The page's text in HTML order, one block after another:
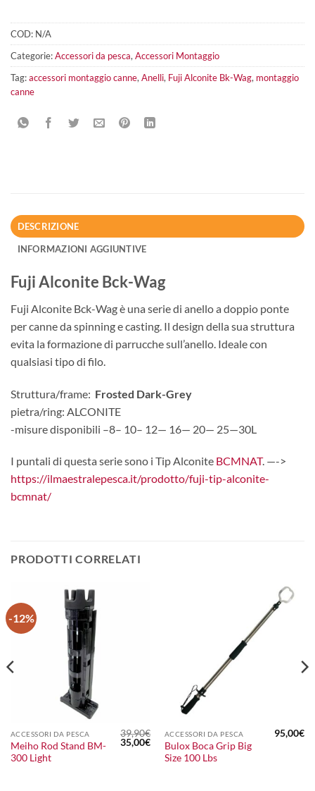
COD: N/A
Categorie:Accessori da pesca, Accessori Montaggio
Tag:accessori montaggio canne, Anelli, Fuji Alconite Bk-Wag, montaggio
canne
DESCRIZIONE
INFORMAZIONI AGGIUNTIVE
Fuji Alconite Bck-Wag
Fuji Alconite Bck-Wag è una serie di anello a doppio ponte
per canne da spinning e casting. Il design della sua struttura
evita la formazione di parrucche sull’anello. Ideale con
qualsiasi tipo di filo.
Struttura/frame: Frosted Dark-Grey
pietra/ring: ALCONITE
-misure disponibili –8– 10– 12— 16— 20— 25—30L
I puntali di questa serie sono i Tip Alconite BCMNAT. —->
https://ilmaestralepesca.it/prodotto/fuji-tip-alconite-
bcmnat/
PRODOTTI CORRELATI
-12%
ACCESSORI DA PESCA
Meiho Rod Stand BM-
300 Light
39,90€
Il
prezzo
35,00€Il
prezzo
attuale
ACCESSORI DA PESCA
Bulox Boca Grip Big
Size 100 Lbs
95,00€